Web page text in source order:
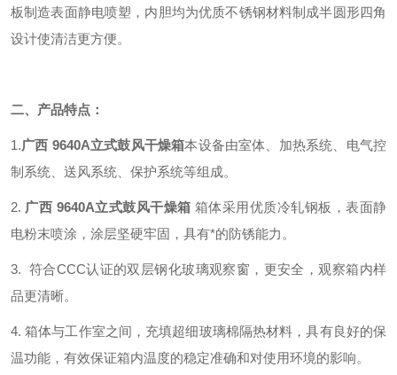
板制造表面静电喷塑，内胆均为优质不锈钢材料制成半圆形四角
设计使清洁更方便。
二、产品特点：
1.广西 9640A立式鼓风干燥箱本设备由室体、加热系统、电气控
制系统、送风系统、保护系统等组成。
2. 广西 9640A立式鼓风干燥箱 箱体采用优质冷轧钢板，表面静
电粉末喷涂，涂层坚硬牢固，具有*的防锈能力。
3. 符合CCC认证的双层钢化玻璃观察窗，更安全，观察箱内样
品更清晰。
4. 箱体与工作室之间，充填超细玻璃棉隔热材料，具有良好的保
温功能，有效保证箱内温度的稳定准确和对使用环境的影响。